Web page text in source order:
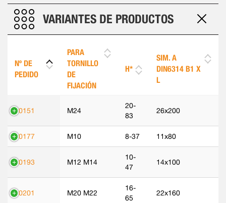
VARIANTES DE PRODUCTOS
Nº DE
PEDIDO
PARA
TORNILLO
DE
FIJACIÓN
H*
SIM. A
DIN6314 B1 X
L
70151 M24
20-
83
26x200
70177 M10 8-37 11x80
70193 M12 M14
10-
47
14x100
70201 M20 M22
16-
65
22x160